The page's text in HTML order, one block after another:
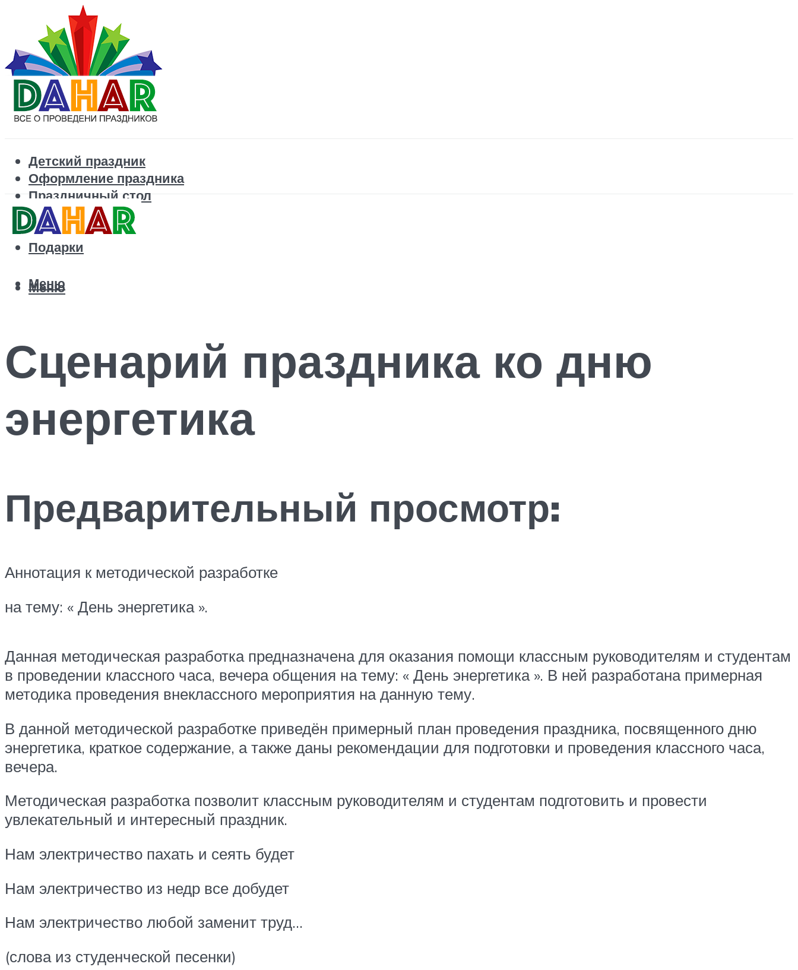
Детский праздник
Оформление праздника
Праздничный стол
Корпоратив
Поздравления
Подарки
Меню
Меню
Сценарий праздника ко дню
энергетика
Предварительный просмотр:
Аннотация к методической разработке
на тему: « День энергетика ».
Данная методическая разработка предназначена для оказания помощи классным руководителям и студентам
в проведении классного часа, вечера общения на тему: « День энергетика ». В ней разработана примерная
методика проведения внеклассного мероприятия на данную тему.
В данной методической разработке приведён примерный план проведения праздника, посвященного дню
энергетика, краткое содержание, а также даны рекомендации для подготовки и проведения классного часа,
вечера.
Методическая разработка позволит классным руководителям и студентам подготовить и провести
увлекательный и интересный праздник.
Нам электричество пахать и сеять будет
Нам электричество из недр все добудет
Нам электричество любой заменит труд…
(слова из студенческой песенки)